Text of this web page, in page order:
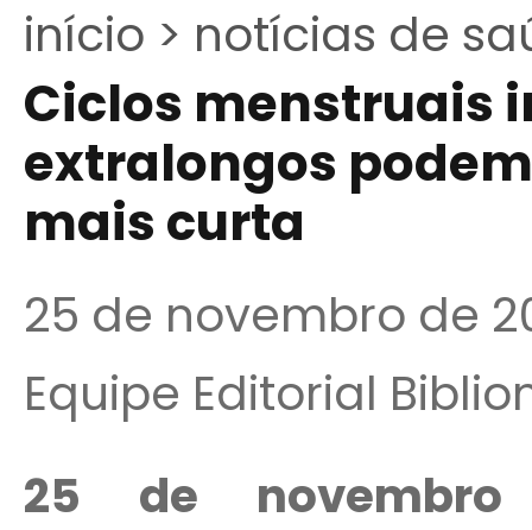
início > notícias de
Ciclos menstruais
extralongos
mais curta
25 de novembro de
Equipe Editorial
25 de